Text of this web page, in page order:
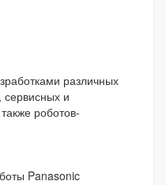
различных
и
роботов-
Panasonic